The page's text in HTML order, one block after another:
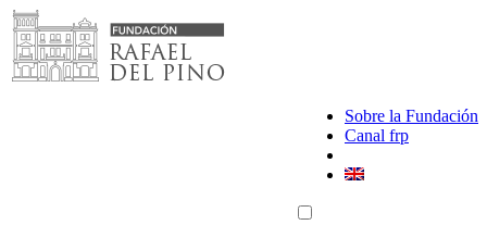
Saltar
al
contenido
Sobre la Fundación
Canal frp